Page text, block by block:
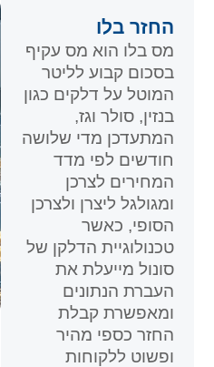
החזר בלו
מס בלו הוא מס עקיף
בסכום קבוע לליטר
המוטל על דלקים כגון
בנזין, סולר וגז,
המתעדכן מדי שלושה
חודשים לפי מדד
המחירים לצרכן
ומגולגל ליצרן ולצרכן
הסופי, כאשר
טכנולוגיית הדלקן של
סונול מייעלת את
העברת הנתונים
ומאפשרת קבלת
החזר כספי מהיר
ופשוט ללקוחות